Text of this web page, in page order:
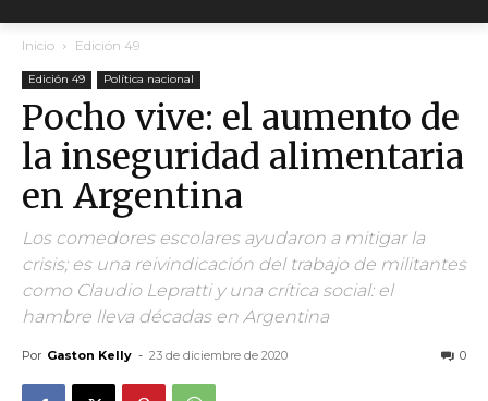
Inicio Edición 49
Edición 49 Política nacional
Pocho vive: el aumento de
la inseguridad alimentaria
en Argentina
Los comedores escolares ayudaron a mitigar la
crisis; es una reivindicación del trabajo de militantes
como Claudio Lepratti y una crítica social: el
hambre lleva décadas en Argentina
Por Gaston Kelly - 23 de diciembre de 2020 0